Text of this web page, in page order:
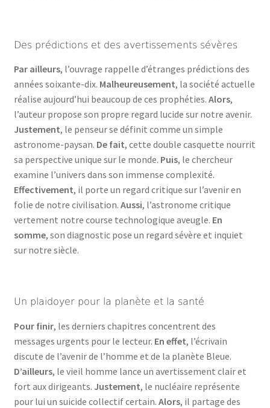
Des prédictions et des avertissements sévères
Par ailleurs, l’ouvrage rappelle d’étranges prédictions des
années soixante-dix. Malheureusement, la société actuelle
réalise aujourd’hui beaucoup de ces prophéties. Alors,
l’auteur propose son propre regard lucide sur notre avenir.
Justement, le penseur se définit comme un simple
astronome-paysan. De fait, cette double casquette nourrit
sa perspective unique sur le monde. Puis, le chercheur
examine l’univers dans son immense complexité.
Effectivement, il porte un regard critique sur l’avenir en
folie de notre civilisation. Aussi, l’astronome critique
vertement notre course technologique aveugle. En
somme, son diagnostic pose un regard sévère et inquiet
sur notre siècle.
Un plaidoyer pour la planète et la santé
Pour finir, les derniers chapitres concentrent des
messages urgents pour le lecteur. En effet, l’écrivain
discute de l’avenir de l’homme et de la planète Bleue.
D’ailleurs, le vieil homme lance un avertissement clair et
fort aux dirigeants. Justement, le nucléaire représente
pour lui un suicide collectif certain. Alors, il partage des